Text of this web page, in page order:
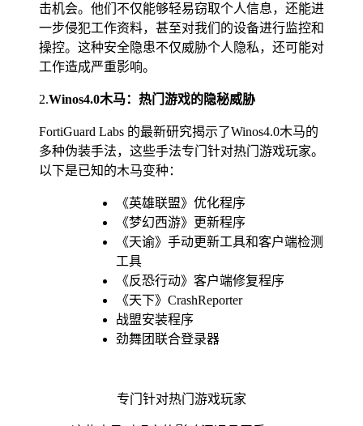
击机会。他们不仅能够轻易窃取个人信息，还能进
一步侵犯工作资料，甚至对我们的设备进行监控和
操控。这种安全隐患不仅威胁个人隐私，还可能对
工作造成严重影响。
2.Winos4.0木马：热门游戏的隐秘威胁
FortiGuard Labs 的最新研究揭示了Winos4.0木马的
多种伪装手法，这些手法专门针对热门游戏玩家。
以下是已知的木马变种：
《英雄联盟》优化程序
《梦幻西游》更新程序
《天谕》手动更新工具和客户端检测
工具
《反恐行动》客户端修复程序
《天下》CrashReporter
战盟安装程序
劲舞团联合登录器
专门针对热门游戏玩家